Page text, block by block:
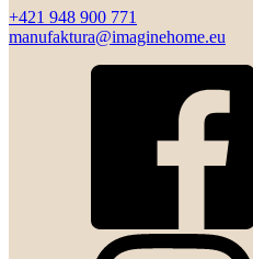
+421 948 900 771
manufaktura@imaginehome.eu